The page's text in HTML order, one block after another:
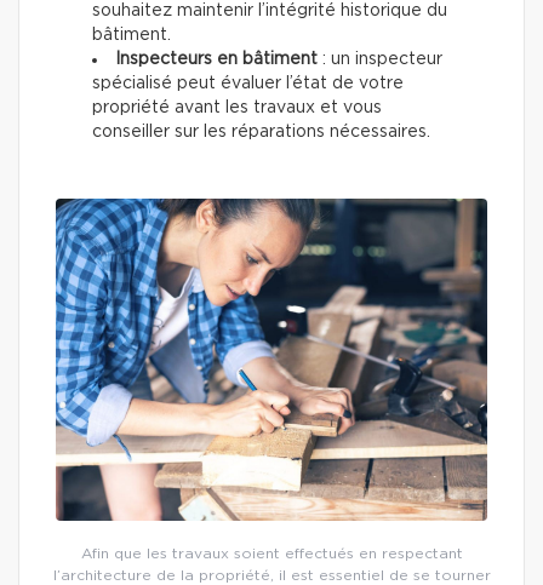
souhaitez maintenir l’intégrité historique du
bâtiment.
Inspecteurs en bâtiment : un inspecteur
spécialisé peut évaluer l’état de votre
propriété avant les travaux et vous
conseiller sur les réparations nécessaires.
Afin que les travaux soient effectués en respectant
l’architecture de la propriété, il est essentiel de se tourner